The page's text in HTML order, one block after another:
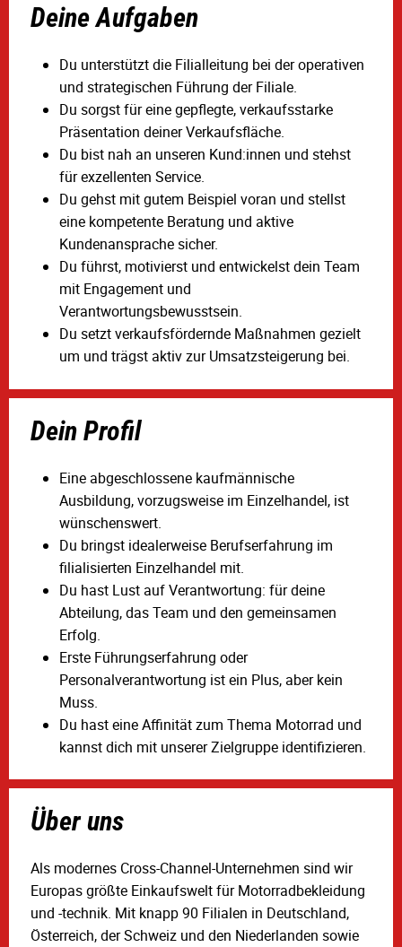
Deine Aufgaben
Du unterstützt die Filialleitung bei der operativen
und strategischen Führung der Filiale.
Du sorgst für eine gepflegte, verkaufsstarke
Präsentation deiner Verkaufsfläche.
Du bist nah an unseren Kund:innen und stehst
für exzellenten Service.
Du gehst mit gutem Beispiel voran und stellst
eine kompetente Beratung und aktive
Kundenansprache sicher.
Du führst, motivierst und entwickelst dein Team
mit Engagement und
Verantwortungsbewusstsein.
Du setzt verkaufsfördernde Maßnahmen gezielt
um und trägst aktiv zur Umsatzsteigerung bei.
Dein Profil
Eine abgeschlossene kaufmännische
Ausbildung, vorzugsweise im Einzelhandel, ist
wünschenswert.
Du bringst idealerweise Berufserfahrung im
filialisierten Einzelhandel mit.
Du hast Lust auf Verantwortung: für deine
Abteilung, das Team und den gemeinsamen
Erfolg.
Erste Führungserfahrung oder
Personalverantwortung ist ein Plus, aber kein
Muss.
Du hast eine Affinität zum Thema Motorrad und
kannst dich mit unserer Zielgruppe identifizieren.
Über uns
Als modernes Cross-Channel-Unternehmen sind wir
Europas größte Einkaufswelt für Motorradbekleidung
und -technik. Mit knapp 90 Filialen in Deutschland,
Österreich, der Schweiz und den Niederlanden sowie